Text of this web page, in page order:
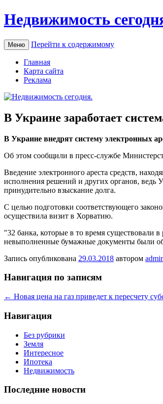
Недвижимость
Меню Перейти к содержимому
Главная
Карта сайта
Реклама
В Украине заработает
В Укрaинe внедрят систему электронных
Об этом сообщили в пресс-службе
Введение электронного ареста средств,
исполнения решений и других органов, ведь
принудительно взыскание долга.
С целью подготовки соответствующего
осуществила визит в Хорватию.
"32 банка, которые в то время
невыполненные бумажные документы были
Запись опубликована 29.03.2018 автором
Навигация по записям
← Новая цена на газ приведет к пересчету
Навигация
Без рубрики
Земля
Интересное
Ипотека
Недвижимость
Последние новости